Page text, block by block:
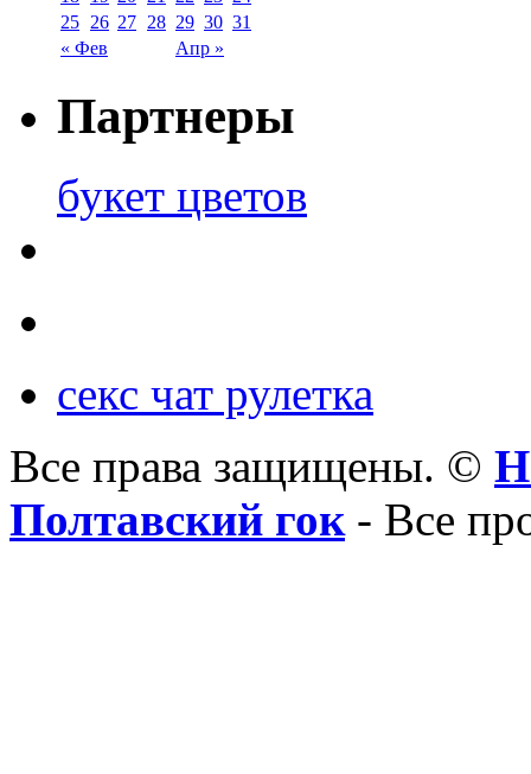
« Фев Апр »
25 26 27 28 29 30 31
Партнеры
букет цветов
секс чат рулетка
Все права защищены. ©
Полтавский гок- Все